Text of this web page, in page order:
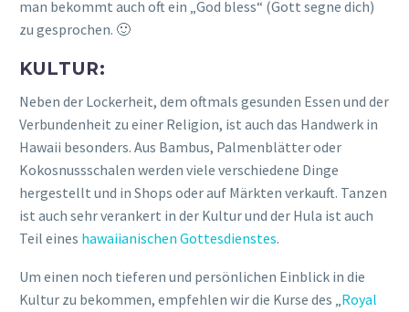
man bekommt auch oft ein „God bless“ (Gott segne dich)
zu gesprochen. 🙂
KULTUR:
Neben der Lockerheit, dem oftmals gesunden Essen und der
Verbundenheit zu einer Religion, ist auch das Handwerk in
Hawaii besonders. Aus Bambus, Palmenblätter oder
Kokosnussschalen werden viele verschiedene Dinge
hergestellt und in Shops oder auf Märkten verkauft. Tanzen
ist auch sehr verankert in der Kultur und der Hula ist auch
Teil eines hawaiianischen Gottesdienstes.
Um einen noch tieferen und persönlichen Einblick in die
Kultur zu bekommen, empfehlen wir die Kurse des „Royal